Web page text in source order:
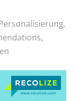
,
,